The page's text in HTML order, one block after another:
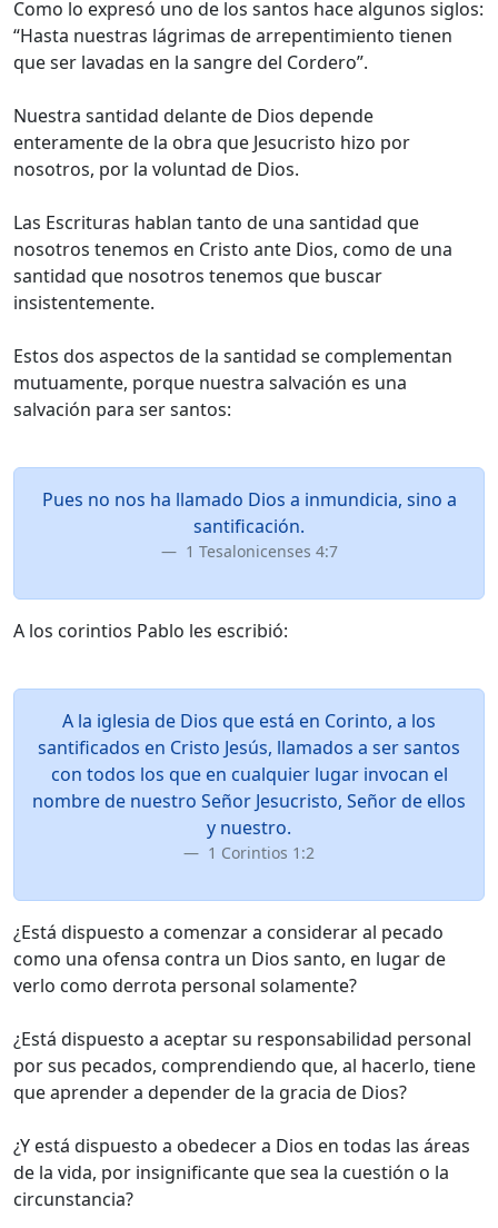
Como lo expresó uno de los santos hace algunos siglos:
“Hasta nuestras lágrimas de arrepentimiento tienen
que ser lavadas en la sangre del Cordero”.
Nuestra santidad delante de Dios depende
enteramente de la obra que Jesucristo hizo por
nosotros, por la voluntad de Dios.
Las Escrituras hablan tanto de una santidad que
nosotros tenemos en Cristo ante Dios, como de una
santidad que nosotros tenemos que buscar
insistentemente.
Estos dos aspectos de la santidad se complementan
mutuamente, porque nuestra salvación es una
salvación para ser santos:
Pues no nos ha llamado Dios a inmundicia, sino a
santificación.
1 Tesalonicenses 4:7
A los corintios Pablo les escribió:
A la iglesia de Dios que está en Corinto, a los
santificados en Cristo Jesús, llamados a ser santos
con todos los que en cualquier lugar invocan el
nombre de nuestro Señor Jesucristo, Señor de ellos
y nuestro.
1 Corintios 1:2
¿Está dispuesto a comenzar a considerar al pecado
como una ofensa contra un Dios santo, en lugar de
verlo como derrota personal solamente?
¿Está dispuesto a aceptar su responsabilidad personal
por sus pecados, comprendiendo que, al hacerlo, tiene
que aprender a depender de la gracia de Dios?
¿Y está dispuesto a obedecer a Dios en todas las áreas
de la vida, por insignificante que sea la cuestión o la
circunstancia?